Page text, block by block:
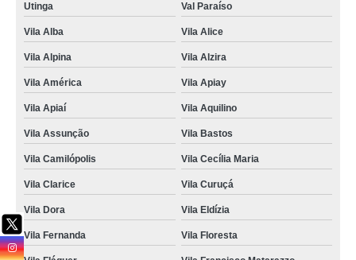
empresa que faz serviços de foto lembrança condominio
foto lembrança para eventos Jardim Califórnia
empresa que faz fotos de lembranças de casamento Vila Marina
valor de foto lembrança em eventos Vila Lucinda
foto lembrança na hora preço Mogi Mirim
foto lembrança em Santana preço Vila Guiomar
fotos de lembrancinhas de casamento Embu das Artes
empresa que faz fotos de lembrança de casamento Tatuí
Utinga Val Paraíso
Vila Alba Vila Alice
Vila Alpina Vila Alzira
Vila América Vila Apiay
Vila Apiaí Vila Aquilino
Vila Assunção Vila Bastos
Vila Camilópolis Vila Cecília Maria
Vila Clarice Vila Curuçá
Vila Dora Vila Eldízia
Vila Fernanda Vila Floresta